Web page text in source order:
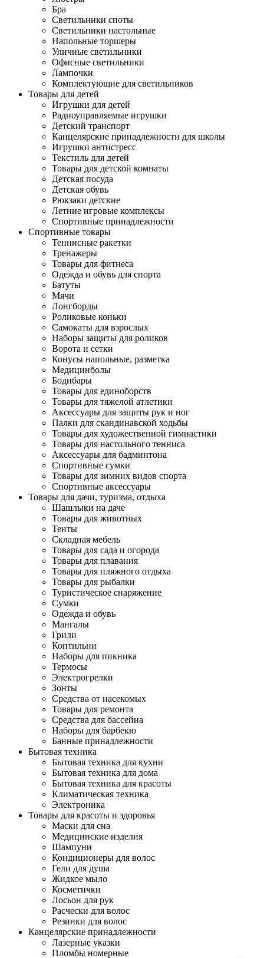
Бра
Светильники споты
Светильники настольные
Напольные торшеры
Уличные светильники
Офисные светильники
Лампочки
Комплектующие для светильников
Товары для детей
Игрушки для детей
Радиоуправляемые игрушки
Детский транспорт
Канцелярские принадлежности для школы
Игрушки антистресс
Текстиль для детей
Товары для детской комнаты
Детская посуда
Детская обувь
Рюкзаки детские
Летние игровые комплексы
Спортивные принадлежности
Спортивные товары
Теннисные ракетки
Тренажеры
Товары для фитнеса
Одежда и обувь для спорта
Батуты
Мячи
Лонгборды
Роликовые коньки
Самокаты для взрослых
Наборы защиты для роликов
Ворота и сетки
Конусы напольные, разметка
Медицинболы
Бодибары
Товары для единоборств
Товары для тяжелой атлетики
Аксессуары для защиты рук и ног
Палки для скандинавской ходьбы
Товары для художественной гимнастики
Товары для настольного тенниса
Аксессуары для бадминтона
Спортивные сумки
Товары для зимних видов спорта
Спортивные аксессуары
Товары для дачи, туризма, отдыха
Шашлыки на даче
Товары для животных
Тенты
Складная мебель
Товары для сада и огорода
Товары для плавания
Товары для пляжного отдыха
Товары для рыбалки
Туристическое снаряжение
Сумки
Одежда и обувь
Мангалы
Грили
Коптильни
Наборы для пикника
Термосы
Электрогрелки
Зонты
Средства от насекомых
Товары для ремонта
Средства для бассейна
Наборы для барбекю
Банные принадлежности
Бытовая техника
Бытовая техника для кухни
Бытовая техника для дома
Бытовая техника для красоты
Климатическая техника
Электроника
Товары для красоты и здоровья
Маски для сна
Медицинские изделия
Шампуни
Кондиционеры для волос
Гели для душа
Жидкое мыло
Косметички
Лосьон для рук
Расчески для волос
Резинки для волос
Канцелярские принадлежности
Лазерные указки
Пломбы номерные